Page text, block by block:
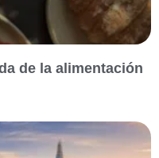
de la alimentación